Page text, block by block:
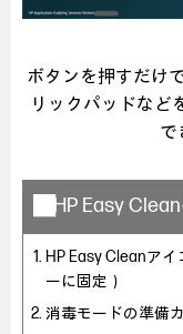
ボタンを押すだけ
リックパッドなど
で
■HP Easy
HP Easy Cleanア
ーに固定）
消毒モードの準備